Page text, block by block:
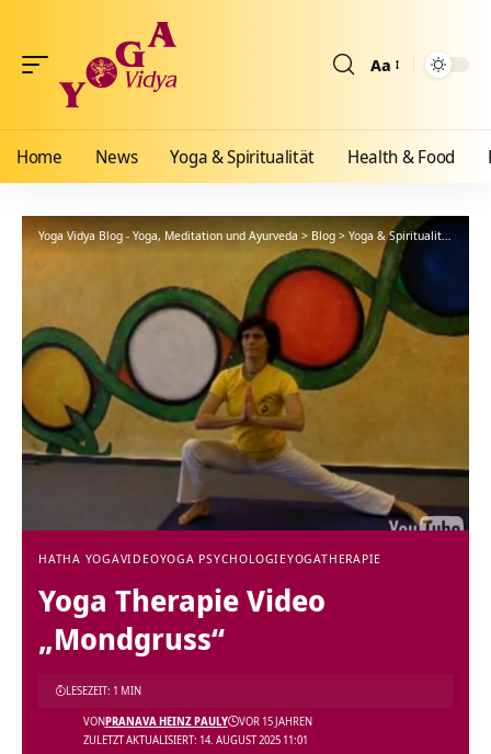
Aa
Home News Yoga & Spiritualität Health & Food
Yoga Vidya Blog - Yoga, Meditation und Ayurveda > Blog > Yoga & Spiritualität
HATHA YOGAVIDEOYOGA PSYCHOLOGIEYOGATHERAPIE
Yoga Therapie Video
„Mondgruss“
ZULETZT AKTUALISIERT: 14. AUGUST 2025 11:01
VONPRANAVA HEINZ PAULY VOR 15 JAHREN
LESEZEIT: 1 MIN